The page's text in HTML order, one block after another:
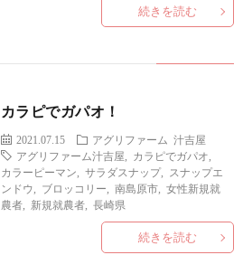
続きを読む
カラピでガパオ！
2021.07.15 アグリファーム
汁吉屋
アグリファーム汁吉屋
カラピでガパオ
カラーピーマン
サラダスナップ,
スナップエ
ンドウ
ブロッコリー 南島原市, 女性新規就
農者, 新規就農者, 長崎県
続きを読む